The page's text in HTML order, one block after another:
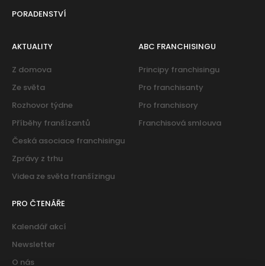
PORADENSTVÍ
AKTUALITY
Z domova
Ze světa
Rozhovor týdne
Příběhy franšízantů
Česká asociace franchisingu
Zprávy z trhu
Videa ze světa franšízingu
ABC FRANCHISINGU
Principy franchisingu
Pro franchisanty
Pro franchisory
Franchisová smlouva
PRO ČTENÁŘE
Kalendář akcí
Newsletter
O nás